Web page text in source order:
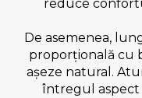
reduce
De asemenea,
proporțională cu
așeze natural.
întregul aspect